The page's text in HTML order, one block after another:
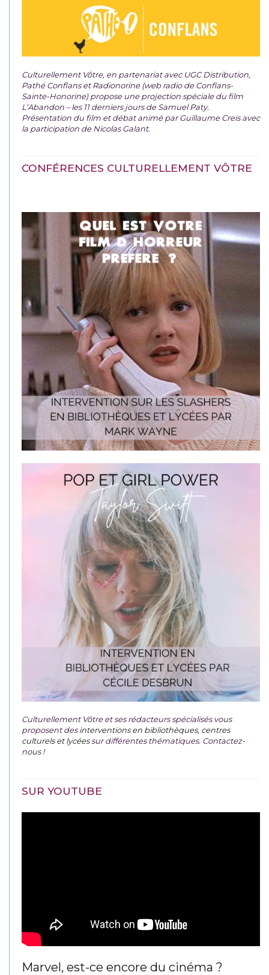
Culturellement Vôtre, en partenariat avec UGC Distribution,
Pathé Conflans et Radionorine (web radio de Conflans-
Sainte-Honorine) propose une projection spéciale du film
L’Abandon – les 11 derniers jours de Samuel Paty.
Présentation du film et débat animé par Guillaume Creis avec
la participation de Nicolas Galant.
CONFÉRENCES CULTURELLEMENT VÔTRE
Culturellement Vôtre et ses rédacteurs spécialisés vous
proposent desinterventions en bibliothèques, centres
culturels et lycéessur différentes thématiques. Contactez-
nous !
SUR YOUTUBE
Marvel, est-ce encore du cinéma ?